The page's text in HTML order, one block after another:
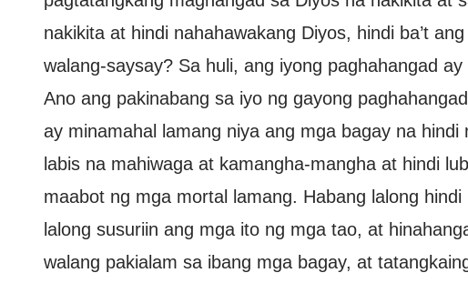
nakikita at hindi nahahawakang Diyos, hindi ba’t
walang-saysay? Sa huli, ang iyong paghahangad
Ano ang pakinabang sa iyo ng gayong
ay minamahal lamang niya ang mga bagay na
labis na mahiwaga at kamangha-mangha at hindi
maabot ng mga mortal lamang. Habang lalong
lalong susuriin ang mga ito ng mga tao, at
walang pakialam sa ibang mga bagay, at